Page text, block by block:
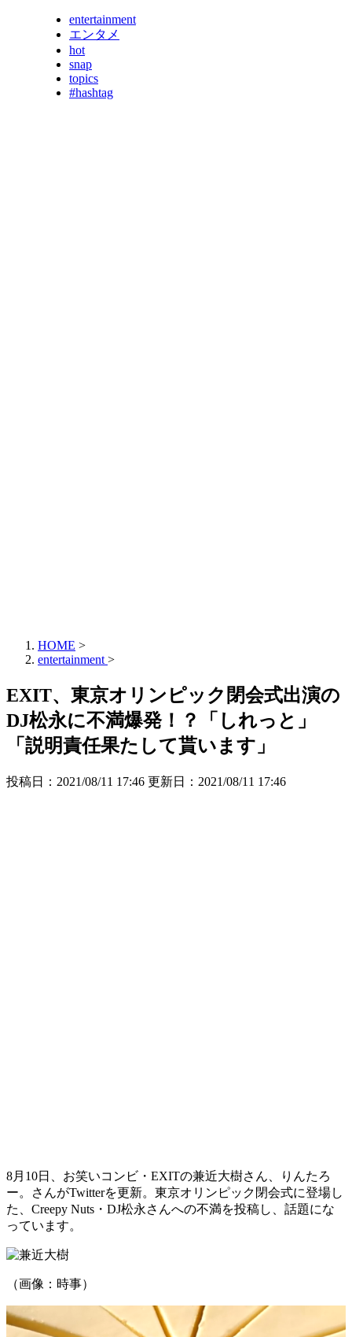
entertainment
エンタメ
hot
snap
topics
#hashtag
HOME >
entertainment >
EXIT、東京オリンピック閉会式出演の
DJ松永に不満爆発！？「しれっと」
「説明責任果たして貰います」
投稿日：2021/08/11 17:46 更新日： 2021/08/11 17:46
8月10日、お笑いコンビ・EXITの兼近大樹さん、りんたろ
ー。さんがTwitterを更新。東京オリンピック閉会式に登場し
た、Creepy Nuts・DJ松永さんへの不満を投稿し、話題にな
っています。
（画像：時事）